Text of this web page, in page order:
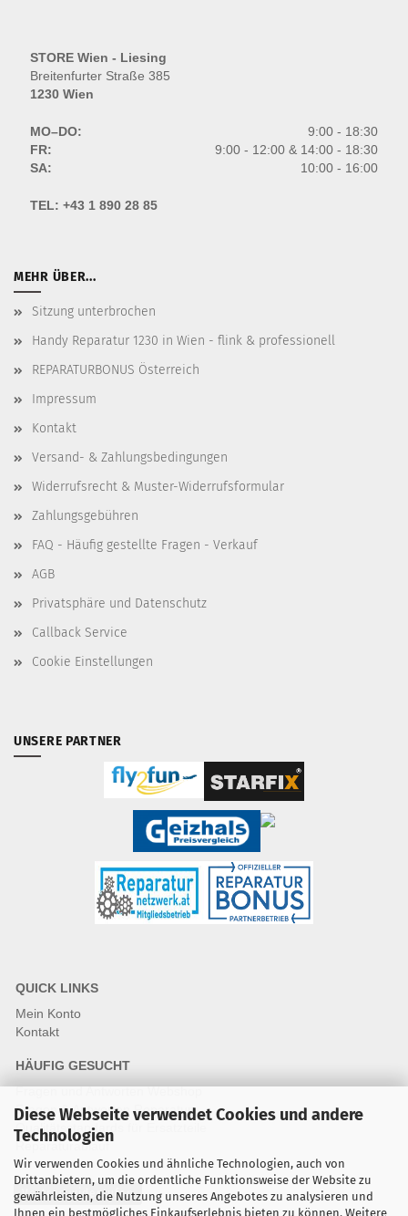
Diese Webseite verwendet Cookies und andere
Technologien
Wir verwenden Cookies und ähnliche Technologien, auch von
Drittanbietern, um die ordentliche Funktionsweise der Website zu
gewährleisten, die Nutzung unseres Angebotes zu analysieren und
Ihnen ein bestmögliches Einkaufserlebnis bieten zu können. Weitere
STORE Wien - Liesing
Breitenfurter Straße 385
1230 Wien
MO–DO:
9:00 - 18:30
FR:
9:00 - 12:00 & 14:00 - 18:30
SA:
10:00 - 16:00
TEL: +43 1 890 28 85
MEHR ÜBER...
Sitzung unterbrochen
Handy Reparatur 1230 in Wien - flink & professionell
REPARATURBONUS Österreich
Impressum
Kontakt
Versand- & Zahlungsbedingungen
Widerrufsrecht & Muster-Widerrufsformular
Zahlungsgebühren
FAQ - Häufig gestellte Fragen - Verkauf
AGB
Privatsphäre und Datenschutz
Callback Service
Cookie Einstellungen
UNSERE PARTNER
QUICK LINKS
Mein Konto
Kontakt
HÄUFIG GESUCHT
Fragen und Antworten Webshop
Fragen & Antworten Reparatur
Qualitätsstandards für Ersatzteile
Reparaturablauf
Vertrag widerrufen